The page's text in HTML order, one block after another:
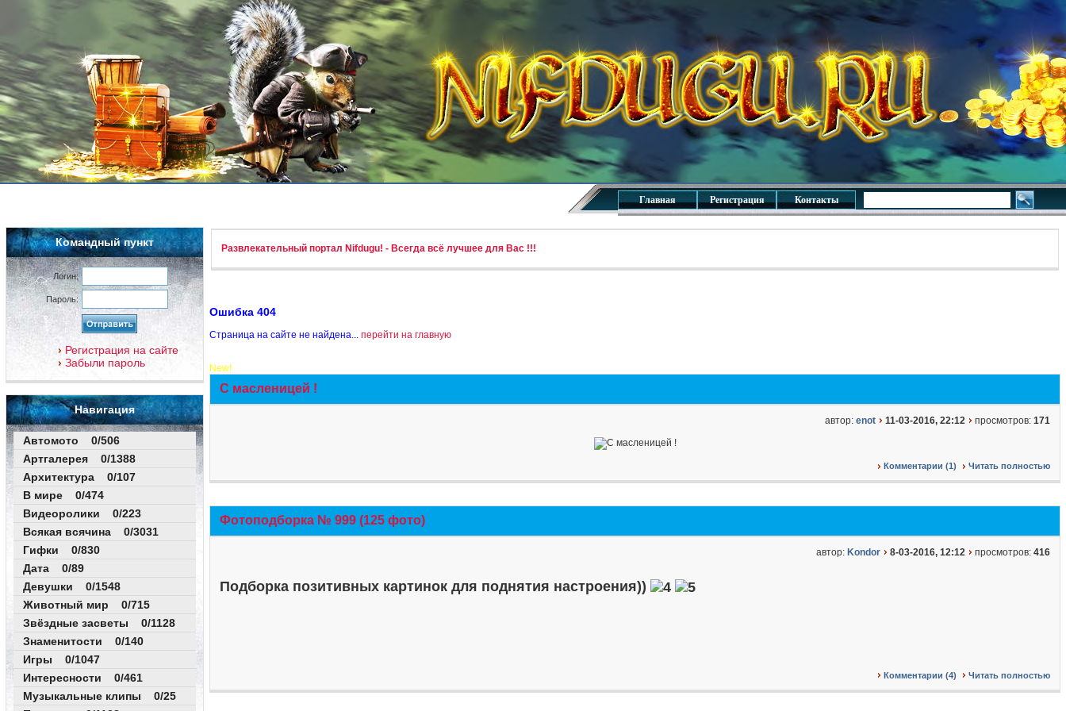
Главная Регистрация Контакты
Командный пункт
Логин:
Пароль:
Регистрация на сайте
Забыли пароль
Навигация
Автомото 0/506
Артгалерея 0/1388
Архитектура 0/107
В мире 0/474
Видеоролики 0/223
Всякая всячина 0/3031
Гифки 0/830
Дата 0/89
Девушки 0/1548
Животный мир 0/715
Звёздные засветы 0/1128
Знаменитости 0/140
Игры 0/1047
Интересности 0/461
Музыкальные клипы 0/25
Развлекательный портал Nifdugu! - Всегда всё лучшее для Вас !!!
Ошибка 404
Страница на сайте не найдена... перейти на главную
New!
С масленицей !
автор: enot 11-03-2016, 22:12 просмотров: 171
Комментарии (1) Читать полностью
Фотоподборка № 999 (125 фото)
автор: Kondor 8-03-2016, 12:12 просмотров: 416
Подборка позитивных картинок для поднятия настроения))
Комментарии (4) Читать полностью